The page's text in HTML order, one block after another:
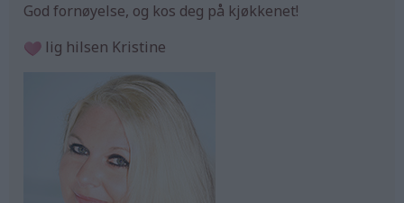
God fornøyelse, og kos deg på kjøkkenet!
lig hilsen Kristine